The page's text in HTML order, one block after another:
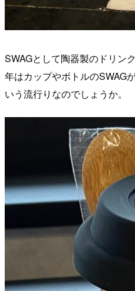
SWAGとして陶器製のドリン
年はカップやボトルのSWAG
いう流行りなのでしょうか。